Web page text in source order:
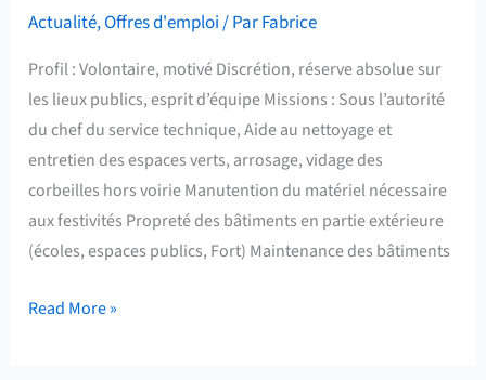
Actualité,Offres d'emploi/ ParFabrice
Profil : Volontaire, motivé Discrétion, réserve absolue sur
les lieux publics, esprit d’équipe Missions : Sous l’autorité
du chef du service technique, Aide au nettoyage et
entretien des espaces verts, arrosage, vidage des
corbeilles hors voirie Manutention du matériel nécessaire
aux festivités Propreté des bâtiments en partie extérieure
(écoles, espaces publics, Fort) Maintenance des bâtiments
Déterminée
Read More »